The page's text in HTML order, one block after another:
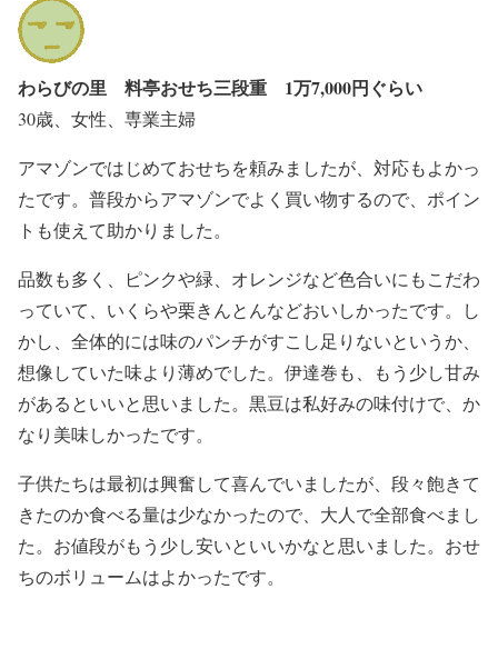
わらびの里 料亭おせち三段重 1万7,000円ぐらい
30歳、女性、専業主婦
アマゾンではじめておせちを頼みましたが、対応もよかっ
たです。普段からアマゾンでよく買い物するので、ポイン
トも使えて助かりました。
品数も多く、ピンクや緑、オレンジなど色合いにもこだわ
っていて、いくらや栗きんとんなどおいしかったです。し
かし、全体的には味のパンチがすこし足りないというか、
想像していた味より薄めでした。伊達巻も、もう少し甘み
があるといいと思いました。黒豆は私好みの味付けで、か
なり美味しかったです。
子供たちは最初は興奮して喜んでいましたが、段々飽きて
きたのか食べる量は少なかったので、大人で全部食べまし
た。お値段がもう少し安いといいかなと思いました。おせ
ちのボリュームはよかったです。